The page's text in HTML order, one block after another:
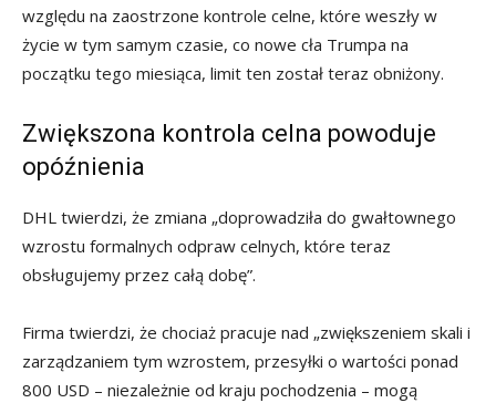
względu na zaostrzone kontrole celne, które weszły w
życie w tym samym czasie, co nowe cła Trumpa na
początku tego miesiąca, limit ten został teraz obniżony.
Zwiększona kontrola celna powoduje
opóźnienia
DHL twierdzi, że zmiana „doprowadziła do gwałtownego
wzrostu formalnych odpraw celnych, które teraz
obsługujemy przez całą dobę”.
Firma twierdzi, że chociaż pracuje nad „zwiększeniem skali i
zarządzaniem tym wzrostem, przesyłki o wartości ponad
800 USD – niezależnie od kraju pochodzenia – mogą